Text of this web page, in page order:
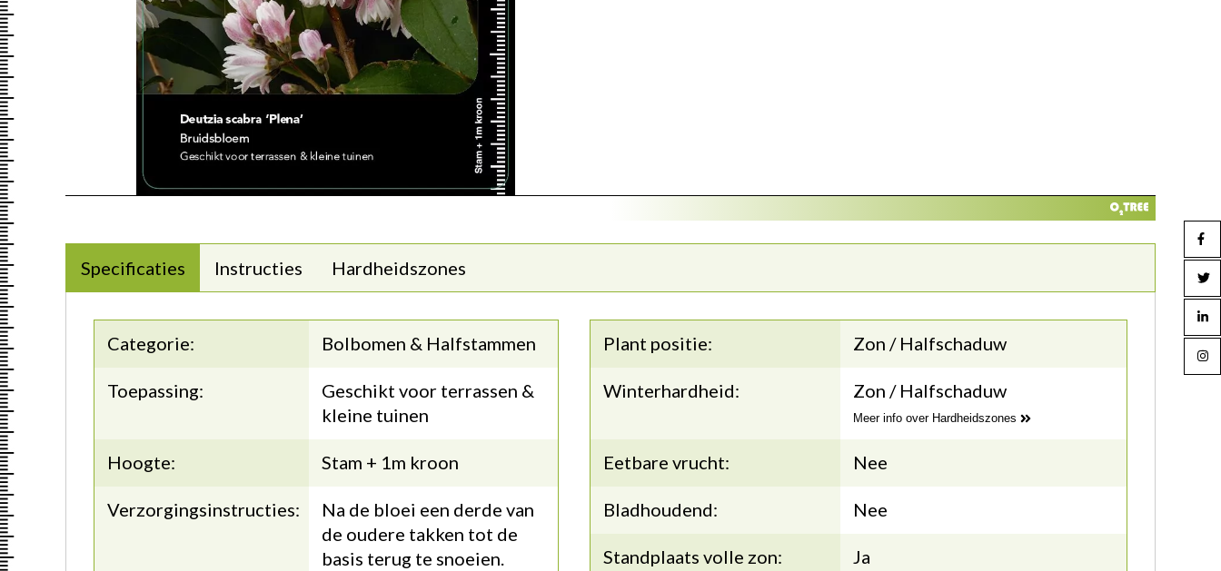
Specificaties Instructies Hardheidszones
Categorie: Bolbomen & Halfstammen
Toepassing:
Geschikt voor terrassen &
kleine tuinen
Hoogte: Stam + 1m kroon
Verzorgingsinstructies:
Na de bloei een derde van
de oudere takken tot de
basis terug te snoeien.
Plant positie: Zon / Halfschaduw
Winterhardheid: Zon / Halfschaduw
Meer info over Hardheidszones
Eetbare vrucht: Nee
Bladhoudend: Nee
Standplaats volle zon: Ja